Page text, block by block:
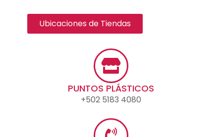
Ubicaciones de Tiendas
PUNTOS PLÁSTICOS
+502 5183 4080